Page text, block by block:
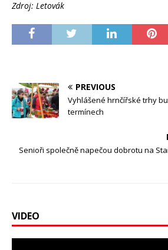
Zdroj: Letovák
PREVIOUS
Vyhlášené hrnčířské trhy
termínech
Senioři společně napečou dobrotu na
VIDEO